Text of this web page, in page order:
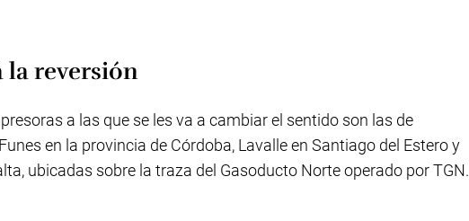
la reversión
a las que se les va a cambiar el sentido son las de
en la provincia de Córdoba, Lavalle en Santiago del Estero y
ubicadas sobre la traza del Gasoducto Norte operado por TGN.